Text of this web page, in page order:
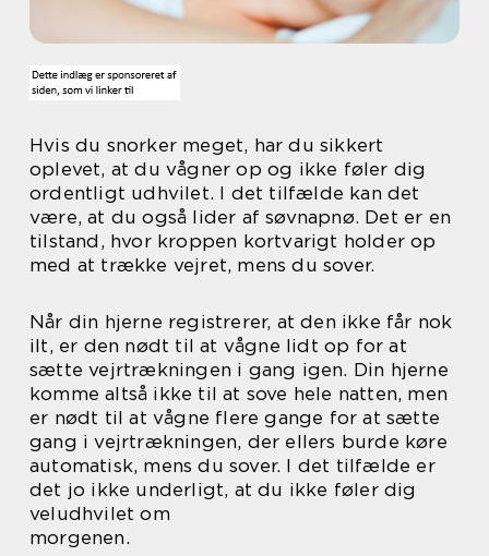
Hvis du snorker meget, har du sikkert
oplevet, at du vågner op og ikke føler dig
ordentligt udhvilet. I det tilfælde kan det
være, at du også lider af søvnapnø. Det er en
tilstand, hvor kroppen kortvarigt holder op
med at trække vejret, mens du sover.
Når din hjerne registrerer, at den ikke får nok
ilt, er den nødt til at vågne lidt op for at
sætte vejrtrækningen i gang igen. Din hjerne
komme altså ikke til at sove hele natten, men
er nødt til at vågne flere gange for at sætte
gang i vejrtrækningen, der ellers burde køre
automatisk, mens du sover. I det tilfælde er
det jo ikke underligt, at du ikke føler dig
veludhvilet om
morgenen.